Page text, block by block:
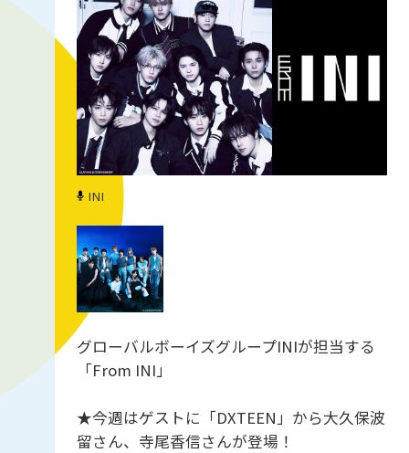
INI
グローバルボーイズグループINIが担当する
「From INI」
★今週はゲストに「DXTEEN」から大久保波
留さん、寺尾香信さんが登場！